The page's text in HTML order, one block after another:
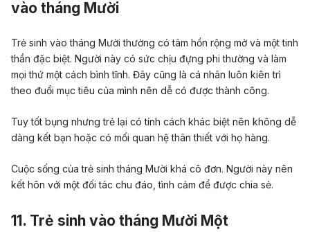
vào tháng Mười
Trẻ sinh vào tháng Mườithường có tâm hồn rộng mở và mộttinh
thần đặc biệt. Người này có sức chịu đựng phi thường và làm
mọi thứ một cách bình tĩnh. Đây cũng là cá nhân luôn kiên trì
theo đuổi mục tiêu của mình nên dễ có được thành công.
Tuy tốt bụng nhưng trẻ lại có tính cách khác biệt nên không dễ
dàng kết bạn hoặc có mối quan hệ thân thiết với họ hàng.
Cuộc sống củatrẻ sinh tháng Mười khá cô đơn. Người này nên
kết hôn với một đối tác chu đáo, tình cảm để được chia sẻ.
11. Trẻ sinh vào tháng Mười Một